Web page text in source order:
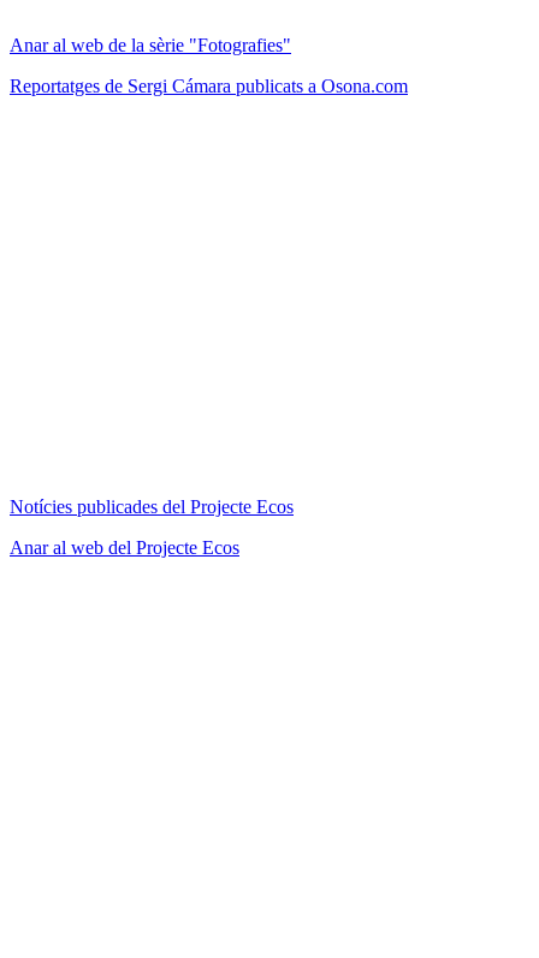
Anar al web de la sèrie "Fotografies"
Reportatges de Sergi Cámara publicats a Osona.com
Notícies publicades del Projecte Ecos
Anar al web del Projecte Ecos